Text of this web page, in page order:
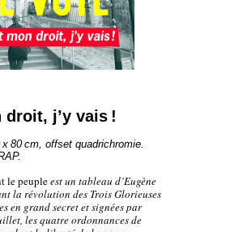
droit, j’y vais !
80 cm, offset quadrichromie.
le peupleest un tableau d’Eugène
la révolution des Trois Glorieuses
en grand secret et signées par
les quatre ordonnances de